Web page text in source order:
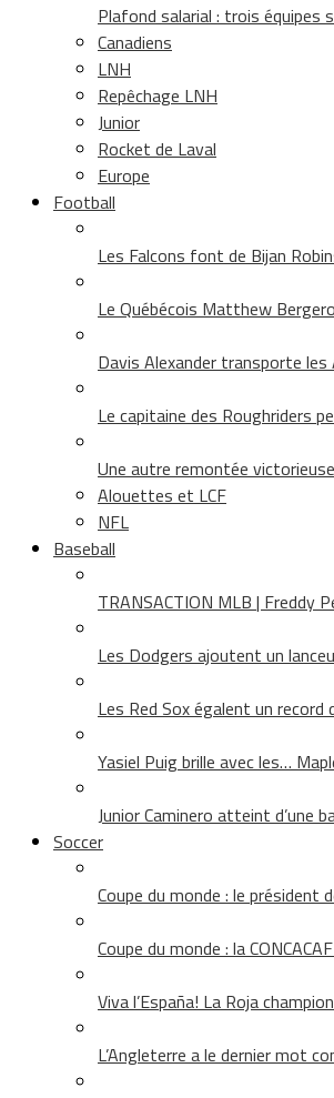
Plafond salarial : trois équipes
Canadiens
LNH
Repêchage LNH
Junior
Rocket de Laval
Europe
Football
Les Falcons font de Bijan
Le Québécois Matthew
Davis Alexander transporte
Le capitaine des Roughriders
Une autre remontée
Alouettes et LCF
NFL
Baseball
TRANSACTION MLB | Freddy
Les Dodgers ajoutent un
Les Red Sox égalent un record
Yasiel Puig brille avec les…
Junior Caminero atteint d’une
Soccer
Coupe du monde : le
Coupe du monde : la
Viva l’España! La Roja
L’Angleterre a le dernier mot